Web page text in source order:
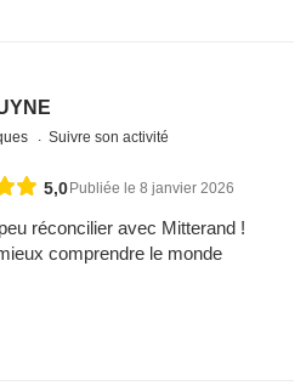
Suivre son activité
5,0Publiée le 8 janvier 2026
réconcilier avec Mitterand !
comprendre le monde